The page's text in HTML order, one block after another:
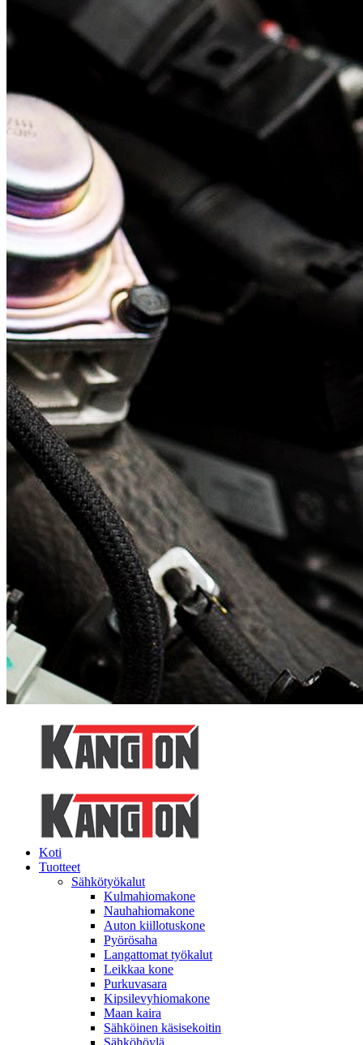
Koti
Tuotteet
Sähkötyökalut
Kulmahiomakone
Nauhahiomakone
Auton kiillotuskone
Pyörösaha
Langattomat työkalut
Leikkaa kone
Purkuvasara
Kipsilevyhiomakone
Maan kaira
Sähköinen käsisekoitin
Sähköhöylä